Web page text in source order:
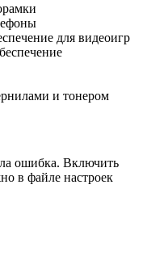
для видеоигр
и тонером
ошибка. Включить
в файле настроек